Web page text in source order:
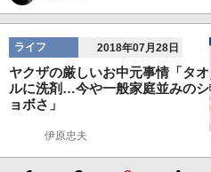
ライフ 2018年07月28日
ヤクザの厳しいお中元事情「タオ
ルに洗剤…今や一般家庭並みのシ
ョボさ」
伊原忠夫